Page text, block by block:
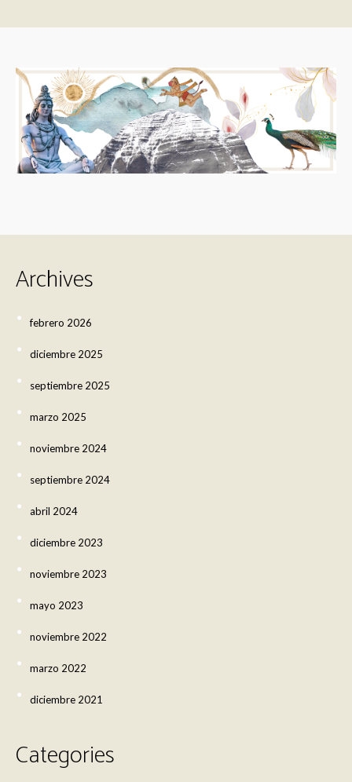
Archives
febrero 2026
diciembre 2025
septiembre 2025
marzo 2025
noviembre 2024
septiembre 2024
abril 2024
diciembre 2023
noviembre 2023
mayo 2023
noviembre 2022
marzo 2022
diciembre 2021
Categories